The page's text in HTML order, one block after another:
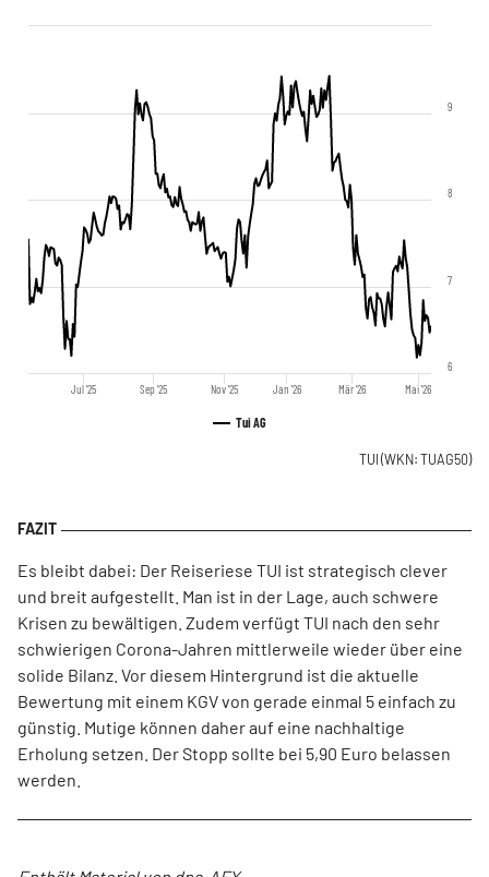
Tui AG
Jul '25 Sep '25 Nov '25 Jan '26 Mär '26 Mai '26
6
7
8
9
TUI (WKN: TUAG50)
Es bleibt dabei: Der Reiseriese TUI ist strategisch clever
und breit aufgestellt. Man ist in der Lage, auch schwere
Krisen zu bewältigen. Zudem verfügt TUI nach den sehr
schwierigen Corona-Jahren mittlerweile wieder über eine
solide Bilanz. Vor diesem Hintergrund ist die aktuelle
Bewertung mit einem KGV von gerade einmal 5 einfach zu
günstig. Mutige können daher auf eine nachhaltige
Erholung setzen. Der Stopp sollte bei 5,90 Euro belassen
werden.